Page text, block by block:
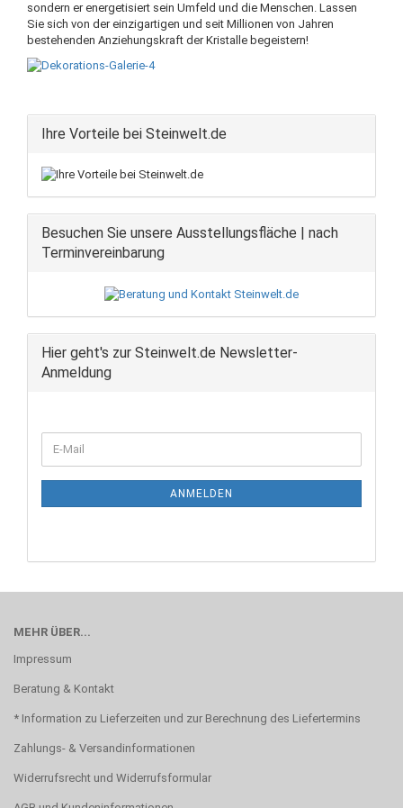
sondern er energetisiert sein Umfeld und die Menschen. Lassen
Sie sich von der einzigartigen und seit Millionen von Jahren
bestehenden Anziehungskraft der Kristalle begeistern!
Ihre Vorteile bei Steinwelt.de
Besuchen Sie unsere Ausstellungsfläche | nach
Terminvereinbarung
Hier geht's zur Steinwelt.de Newsletter-
Anmeldung
ZUR
E-
Mail
ANMELDEN
MEHR ÜBER...
Impressum
Beratung & Kontakt
* Information zu Lieferzeiten und zur Berechnung des Liefertermins
Zahlungs- & Versandinformationen
Widerrufsrecht und Widerrufsformular